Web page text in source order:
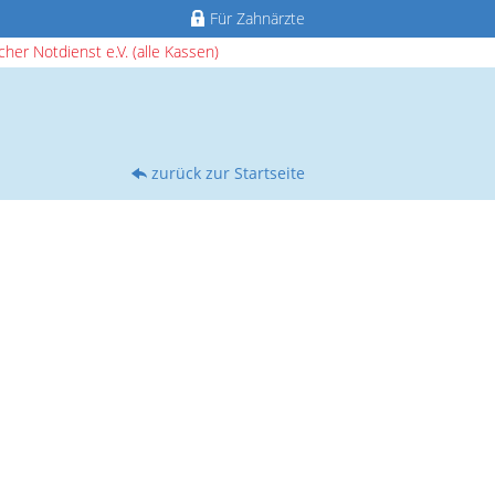
Für Zahnärzte
Notdienst e.V. (alle Kassen)
zurück zur Startseite